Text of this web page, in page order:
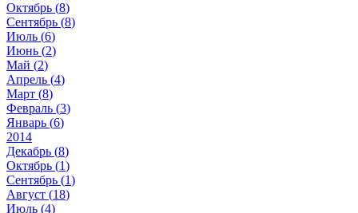
Октябрь (8)
Сентябрь (8)
Июль (6)
Июнь (2)
Май (2)
Апрель (4)
Март (8)
Февраль (3)
Январь (6)
2014
Декабрь (8)
Октябрь (1)
Сентябрь (1)
Август (18)
Июль (4)